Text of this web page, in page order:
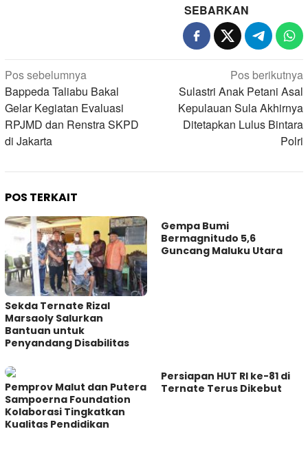
SEBARKAN
Navigasi
pos
Pos sebelumnya
Bappeda Taliabu Bakal
Gelar Kegiatan Evaluasi
RPJMD dan Renstra SKPD
di Jakarta
Pos berikutnya
Sulastri Anak Petani Asal
Kepulauan Sula Akhirnya
Ditetapkan Lulus Bintara
Polri
POS TERKAIT
Sekda Ternate Rizal
Marsaoly Salurkan
Bantuan untuk
Penyandang Disabilitas
Gempa Bumi
Bermagnitudo 5,6
Guncang Maluku Utara
Pemprov Malut dan Putera
Sampoerna Foundation
Kolaborasi Tingkatkan
Kualitas Pendidikan
Persiapan HUT RI ke-81 di
Ternate Terus Dikebut